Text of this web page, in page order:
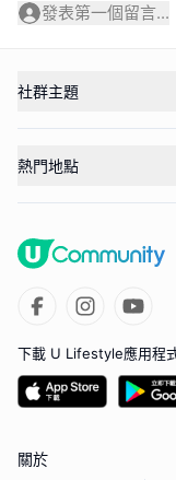
發表第一個留言...
社群主題
熱門地點
下載 U Lifestyle應用程
關於